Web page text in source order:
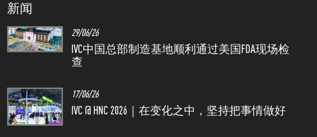
新闻
29/06/26
IVC中国总部制造基地顺利通过美国FDA现场检
查
17/06/26
IVC @ HNC 2026｜在变化之中，坚持把事情做好